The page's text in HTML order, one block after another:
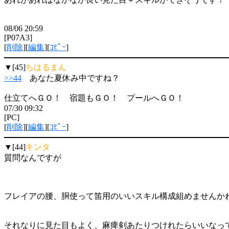
08/06 20:59
[P07A3]
[削除][編集][ｺﾋﾟｰ]
▼[45]ちはるまん
>>44 あなた夏休み中ですね？
仕立てへＧＯ！ 宿題もＧＯ！ プールへＧＯ！
07/30 09:32
[PC]
[削除][編集][ｺﾋﾟｰ]
▼[44]キンタ
質問なんですが
フレイアの腰、胴使って笛用のいいスキル構成組めませんか
それなりに見た目もよく、麻痺剣あたりつけれたらいいなっ